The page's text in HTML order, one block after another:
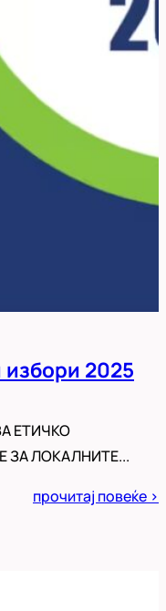
2025
ЕТИЧКО
ЗА ЛОКАЛНИТЕ...
прочитај повеќе >